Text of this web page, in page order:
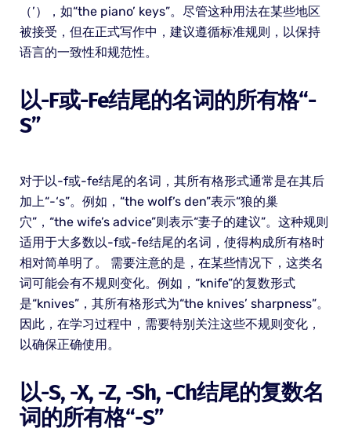
（’），如“the piano’ keys”。尽管这种用法在某些地区
被接受，但在正式写作中，建议遵循标准规则，以保持
语言的一致性和规范性。
以-F或-Fe结尾的名词的所有格“-
S”
对于以-f或-fe结尾的名词，其所有格形式通常是在其后
加上“-‘s”。例如，“the wolf’s den”表示“狼的巢
穴”，“the wife’s advice”则表示“妻子的建议”。这种规则
适用于大多数以-f或-fe结尾的名词，使得构成所有格时
相对简单明了。 需要注意的是，在某些情况下，这类名
词可能会有不规则变化。例如，“knife”的复数形式
是“knives”，其所有格形式为“the knives’ sharpness”。
因此，在学习过程中，需要特别关注这些不规则变化，
以确保正确使用。
以-S, -x, -z, -sh, -ch结尾的复数名
词的所有格“-S”